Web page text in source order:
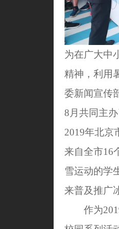
为在广大中
精神，利用
委新闻宣传
8月共同主
2019年北京
来自全市16
雪运动的学
来普及推广
作为2019